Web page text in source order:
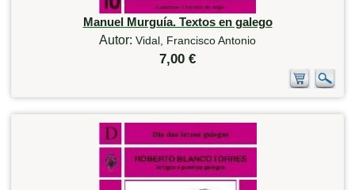
Manuel Murguía. Textos en galego
Autor: Vidal, Francisco Antonio
7,00 €